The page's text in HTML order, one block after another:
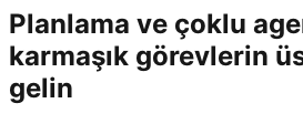
Planlama ve çoklu
karmaşık görevlerin
gelin